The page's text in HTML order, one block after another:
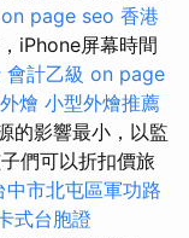
on page seo 香港
iPhone屏幕時間
會計乙級 on page
燴 小型外燴推薦
的影響最小，以監
們可以折扣價旅
中市北屯區軍功路
式台胞證